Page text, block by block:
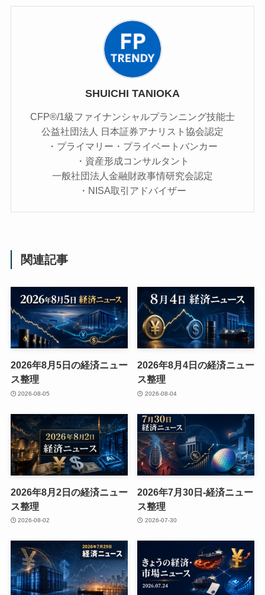
SHUICHI TANIOKA
CFP®/1級ファイナンシャルプランニング技能士
公益社団法人 日本証券アナリスト協会認定
・プライマリー・プライベートバンカー
・資産形成コンサルタント
一般社団法人金融財政事情研究会認定
・NISA取引アドバイザー
関連記事
2026年8月5日の経済ニュー
ス整理
2026-08-05
2026年8月4日の経済ニュー
ス整理
2026-08-04
2026年8月2日の経済ニュー
ス整理
2026-08-02
2026年7月30日-経済ニュー
ス整理
2026-07-30